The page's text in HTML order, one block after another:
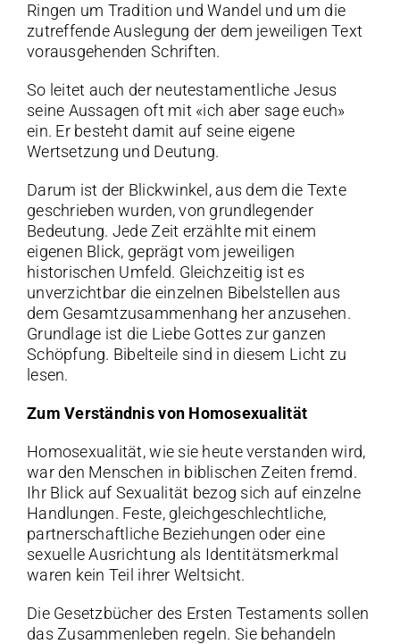
Ringen um Tradition und Wandel und um die
zutreffende Auslegung der dem jeweiligen Text
vorausgehenden Schriften.
So leitet auch der neutestamentliche Jesus
seine Aussagen oft mit «ich aber sage euch»
ein. Er besteht damit auf seine eigene
Wertsetzung und Deutung.
Darum ist der Blickwinkel, aus dem die Texte
geschrieben wurden, von grundlegender
Bedeutung. Jede Zeit erzählte mit einem
eigenen Blick, geprägt vom jeweiligen
historischen Umfeld. Gleichzeitig ist es
unverzichtbar die einzelnen Bibelstellen aus
dem Gesamtzusammenhang her anzusehen.
Grundlage ist die Liebe Gottes zur ganzen
Schöpfung. Bibelteile sind in diesem Licht zu
lesen.
Zum Verständnis von Homosexualität
Homosexualität, wie sie heute verstanden wird,
war den Menschen in biblischen Zeiten fremd.
Ihr Blick auf Sexualität bezog sich auf einzelne
Handlungen. Feste, gleichgeschlechtliche,
partnerschaftliche Beziehungen oder eine
sexuelle Ausrichtung als Identitätsmerkmal
waren kein Teil ihrer Weltsicht.
Die Gesetzbücher des Ersten Testaments sollen
das Zusammenleben regeln. Sie behandeln